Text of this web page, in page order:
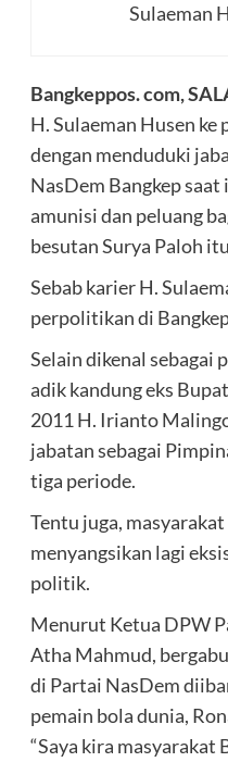
Sulaeman
Bangkeppos. com,
H. Sulaeman Husen
dengan menduduki
NasDem Bangkep
amunisi dan peluang
besutan Surya Paloh
Sebab karier H.
perpolitikan di
Selain dikenal sebagai
adik kandung eks
2011 H. Irianto
jabatan sebagai
tiga periode.
Tentu juga,
menyangsikan lagi
politik.
Menurut Ketua DPW
Atha Mahmud,
di Partai NasDem
pemain bola dunia,
“Saya kira masyarakat